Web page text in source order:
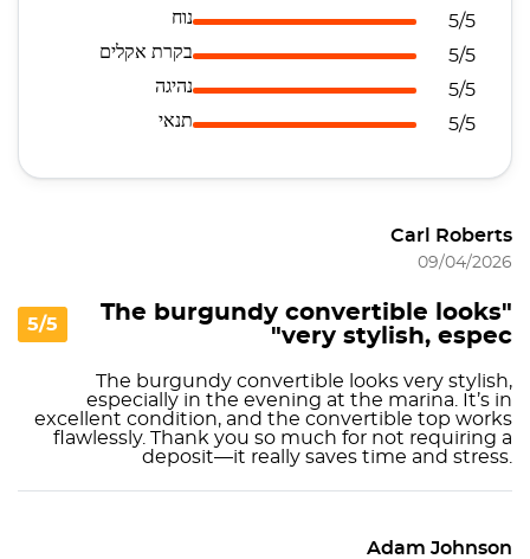
נוח
5/5
בקרת אקלים
5/5
נהיגה
5/5
תנאי
5/5
Carl Roberts
09/04/2026
5/5
"The burgundy convertible looks
very stylish, espec"
The burgundy convertible looks very stylish,
especially in the evening at the marina. It’s in
excellent condition, and the convertible top works
flawlessly. Thank you so much for not requiring a
deposit—it really saves time and stress.
Adam Johnson